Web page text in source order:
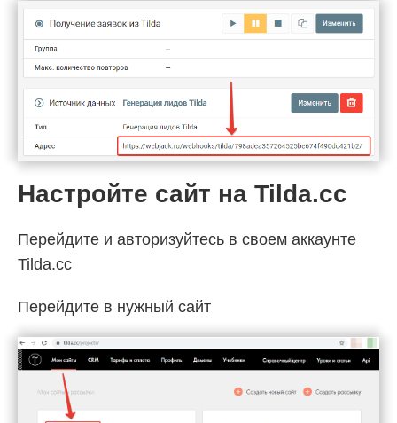
Настройте сайт на Tilda.cc
Перейдите и авторизуйтесь в своем аккаунте
Tilda.cc
Перейдите в нужный сайт